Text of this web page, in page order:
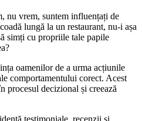
nu vrem, suntem influențați de
lungă la un restaurant, nu-i așa
simți cu propriile tale papile
oamenilor de a urma acțiunile
comportamentului corect. Acest
procesul decizional și creează